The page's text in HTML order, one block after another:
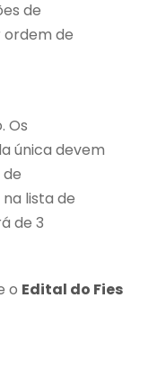
de
ordem de
Os
única devem
lista de
de 3
o Edital do Fies